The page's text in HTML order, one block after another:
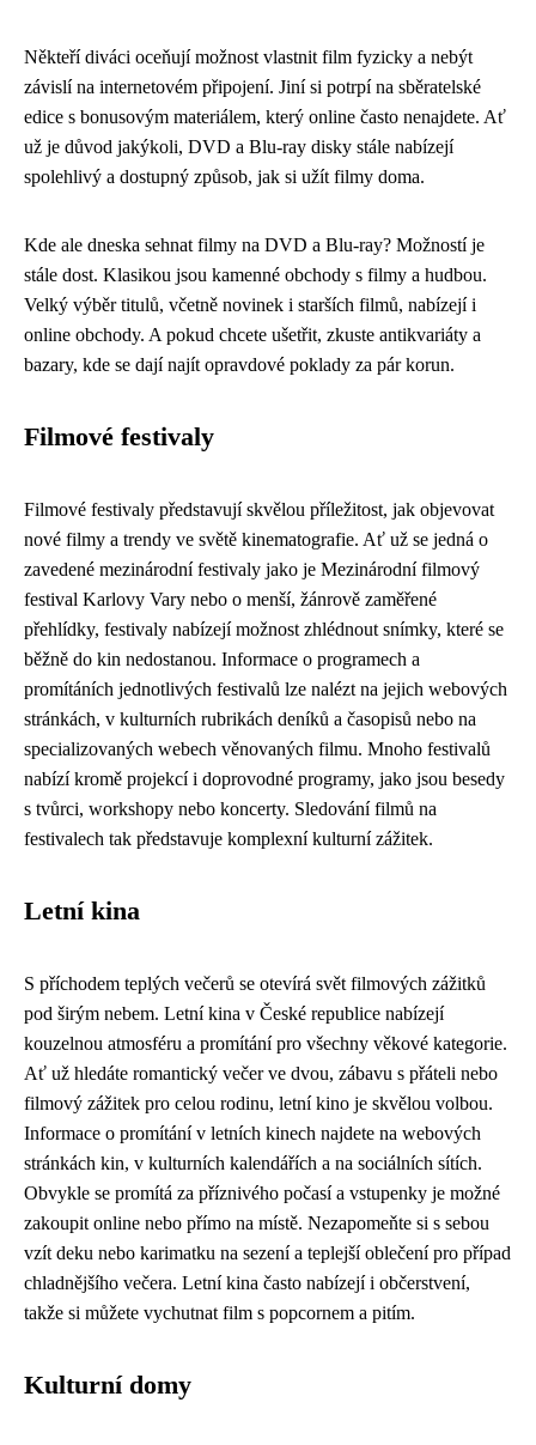
Někteří diváci oceňují možnost vlastnit film fyzicky a nebýt
závislí na internetovém připojení. Jiní si potrpí na sběratelské
edice s bonusovým materiálem, který online často nenajdete. Ať
už je důvod jakýkoli, DVD a Blu-ray disky stále nabízejí
spolehlivý a dostupný způsob, jak si užít filmy doma.
Kde ale dneska sehnat filmy na DVD a Blu-ray? Možností je
stále dost. Klasikou jsou kamenné obchody s filmy a hudbou.
Velký výběr titulů, včetně novinek i starších filmů, nabízejí i
online obchody. A pokud chcete ušetřit, zkuste antikvariáty a
bazary, kde se dají najít opravdové poklady za pár korun.
Filmové festivaly
Filmové festivaly představují skvělou příležitost, jak objevovat
nové filmy a trendy ve světě kinematografie. Ať už se jedná o
zavedené mezinárodní festivaly jako je Mezinárodní filmový
festival Karlovy Vary nebo o menší, žánrově zaměřené
přehlídky, festivaly nabízejí možnost zhlédnout snímky, které se
běžně do kin nedostanou. Informace o programech a
promítáních jednotlivých festivalů lze nalézt na jejich webových
stránkách, v kulturních rubrikách deníků a časopisů nebo na
specializovaných webech věnovaných filmu. Mnoho festivalů
nabízí kromě projekcí i doprovodné programy, jako jsou besedy
s tvůrci, workshopy nebo koncerty. Sledování filmů na
festivalech tak představuje komplexní kulturní zážitek.
Letní kina
S příchodem teplých večerů se otevírá svět filmových zážitků
pod širým nebem. Letní kina v České republice nabízejí
kouzelnou atmosféru a promítání pro všechny věkové kategorie.
Ať už hledáte romantický večer ve dvou, zábavu s přáteli nebo
filmový zážitek pro celou rodinu, letní kino je skvělou volbou.
Informace o promítání v letních kinech najdete na webových
stránkách kin, v kulturních kalendářích a na sociálních sítích.
Obvykle se promítá za příznivého počasí a vstupenky je možné
zakoupit online nebo přímo na místě. Nezapomeňte si s sebou
vzít deku nebo karimatku na sezení a teplejší oblečení pro případ
chladnějšího večera. Letní kina často nabízejí i občerstvení,
takže si můžete vychutnat film s popcornem a pitím.
Kulturní domy